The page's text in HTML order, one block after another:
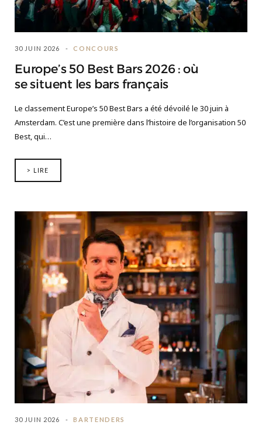
30 JUIN 2026 CONCOURS
Europe’s 50 Best Bars 2026 : où
se situent les bars français
Le classement Europe’s 50 Best Bars a été dévoilé le 30 juin à
Amsterdam. C’est une première dans l’histoire de l’organisation 50
Best, qui…
> LIRE
30 JUIN 2026 BARTENDERS